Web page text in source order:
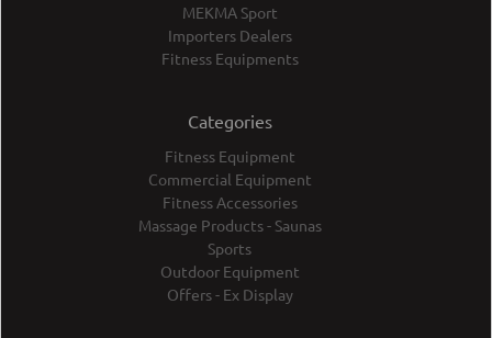
MEKMA Sport
Importers Dealers
Fitness Equipments
Categories
Fitness Equipment
Commercial Equipment
Fitness Accessories
Massage Products - Saunas
Sports
Outdoor Equipment
Offers - Ex Display